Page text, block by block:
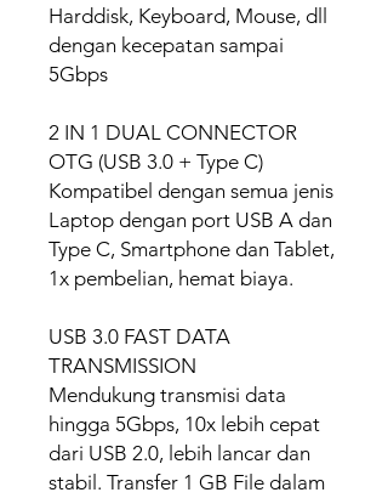
Harddisk, Keyboard, Mouse, dll
dengan kecepatan sampai
5Gbps
2 IN 1 DUAL CONNECTOR
OTG (USB 3.0 + Type C)
Kompatibel dengan semua jenis
Laptop dengan port USB A dan
Type C, Smartphone dan Tablet,
1x pembelian, hemat biaya.
USB 3.0 FAST DATA
TRANSMISSION
Mendukung transmisi data
hingga 5Gbps, 10x lebih cepat
dari USB 2.0, lebih lancar dan
stabil. Transfer 1 GB File dalam